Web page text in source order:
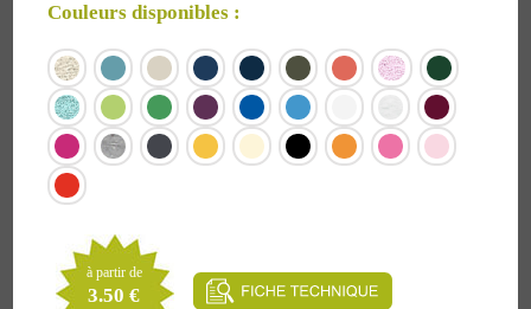
Couleurs disponibles :
à partir de
3.50 €